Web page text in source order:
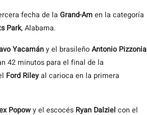
fecha de la Grand-Amen la categoría
Park, Alabama.
Yacamány el brasileñoAntonio Pizzonia
42 minutos para el final de la
Ford Rileyal carioca en la primera
Popowy el escocés Ryan Dalziel con el